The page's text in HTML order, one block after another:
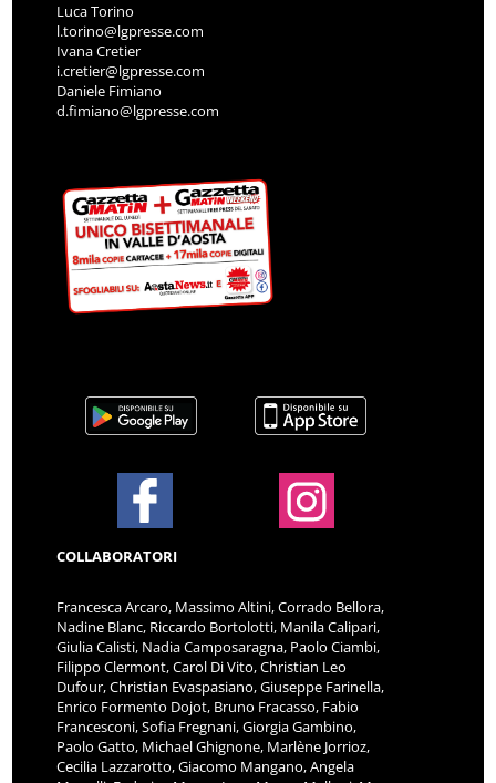
Luca Torino
l.torino@lgpresse.com
Ivana Cretier
i.cretier@lgpresse.com
Daniele Fimiano
d.fimiano@lgpresse.com
COLLABORATORI
Francesca Arcaro, Massimo Altini, Corrado Bellora,
Nadine Blanc, Riccardo Bortolotti, Manila Calipari,
Giulia Calisti, Nadia Camposaragna, Paolo Ciambi,
Filippo Clermont, Carol Di Vito, Christian Leo
Dufour, Christian Evaspasiano, Giuseppe Farinella,
Enrico Formento Dojot, Bruno Fracasso, Fabio
Francesconi, Sofia Fregnani, Giorgia Gambino,
Paolo Gatto, Michael Ghignone, Marlène Jorrioz,
Cecilia Lazzarotto, Giacomo Mangano, Angela